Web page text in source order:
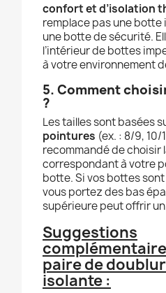
confort et d’isolation
remplace pas une botte
une botte de sécurité.
l’intérieur de bottes
à votre environnement
5. Comment
?
Les tailles sont basées
pointures (ex. : 8/9, 10/
recommandé de choisir
correspondant à votre
botte. Si vos bottes
vous portez des bas
supérieure peut offrir
Suggestions
paire de
isolante :